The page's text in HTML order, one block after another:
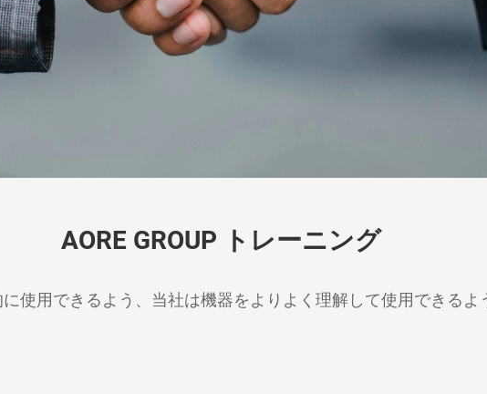
AORE GROUP トレーニング
使用できるよう、当社は機器をよりよく理解して使用できる